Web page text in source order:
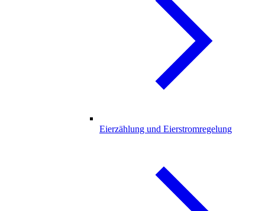
Eierzählung und Eierstromregelung